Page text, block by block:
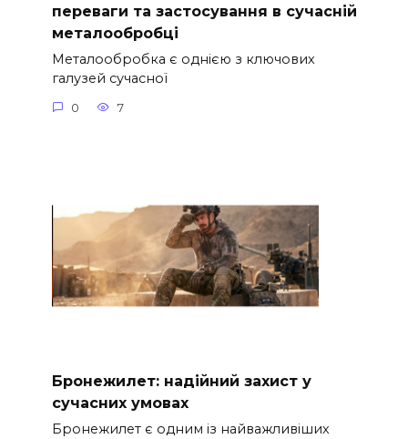
переваги та застосування в сучасній
металообробці
Металообробка є однією з ключових
галузей сучасної
0 7
Бронежилет: надійний захист у
сучасних умовах
Бронежилет є одним із найважливіших